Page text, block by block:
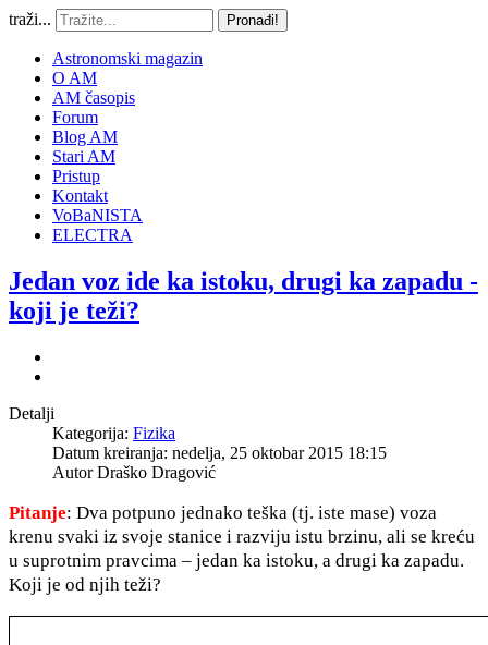
traži... Pronađi!
Astronomski magazin
O AM
AM časopis
Forum
Blog AM
Stari AM
Pristup
Kontakt
VoBaNISTA
ELECTRA
Jedan voz ide ka istoku, drugi ka zapadu -
koji je teži?
Detalji
Kategorija: Fizika
Datum kreiranja: nedelja, 25 oktobar 2015 18:15
AutorDraško Dragović
Pitanje: Dva potpuno jednako teška (tj. iste mase) voza
krenu svaki iz svoje stanice i razviju istu brzinu, ali se kreću
u suprotnim pravcima – jedan ka istoku, a drugi ka zapadu.
Koji je od njih teži?